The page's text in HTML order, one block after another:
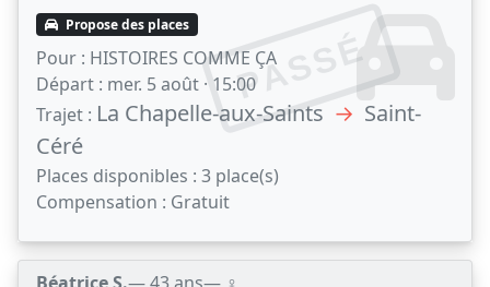
PASSÉ
Propose des places
Pour : HISTOIRES COMME ÇA
Départ : mer. 5 août · 15:00
Trajet : La Chapelle-aux-Saints → Saint-
Céré
Places disponibles : 3 place(s)
Compensation : Gratuit